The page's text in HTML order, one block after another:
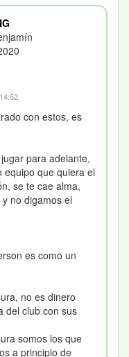
con estos, es
para adelante,
equipo que quiera el
se te cae alma,
no digamos el
es como un
no es dinero
del club con sus
somos los que
a principio de